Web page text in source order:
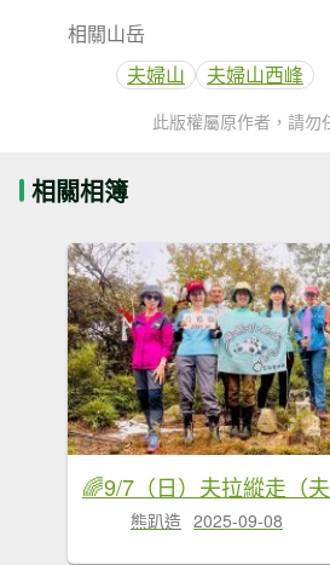
相關山岳
夫婦山
夫婦山西峰
此版權屬原作者，請勿
相關相簿
熊趴造 2025-09-08